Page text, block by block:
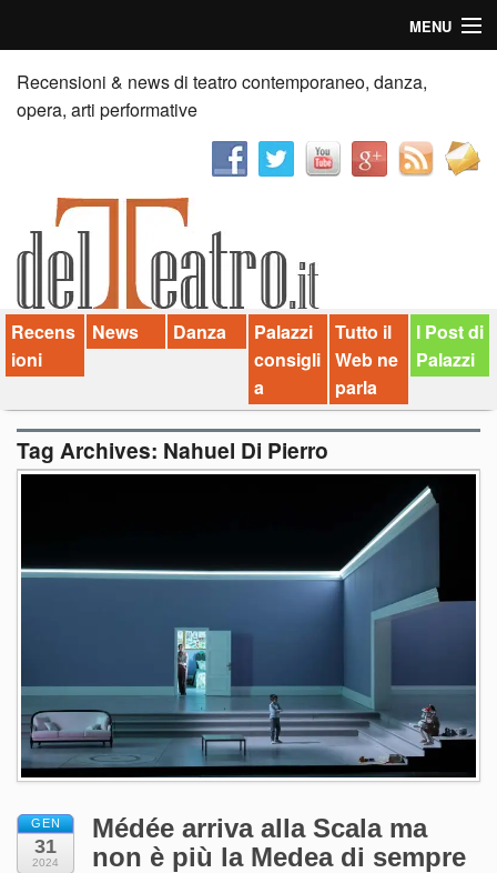
MENU
Home
Recensioni
News
Palazzi consiglia
Video
Chi siamo
Contatti
Recensioni & news di teatro contemporaneo, danza,
opera, arti performative
Recens
ioni
News Danza
Palazzi
consigli
a
Tutto il
Web ne
parla
I Post di
Palazzi
Tag Archives: Nahuel Di Pierro
GEN
31
2024
Médée arriva alla Scala ma
non è più la Medea di sempre